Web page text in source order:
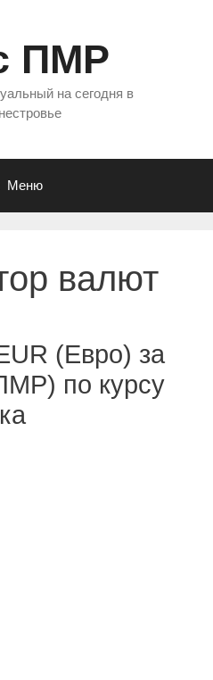
ПМР
на сегодня в
Меню
валют
(Евро) за
по курсу